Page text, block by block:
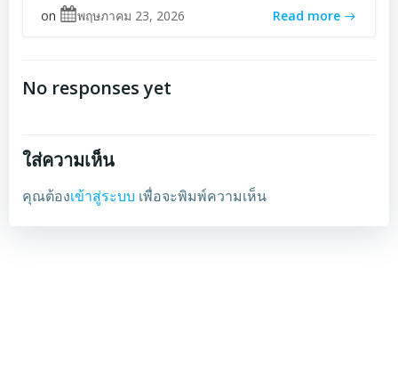
on พฤษภาคม 23, 2026 Read more
No responses yet
ใส่ความเห็น
คุณต้องเข้าสู่ระบบ เพื่อจะพิมพ์ความเห็น